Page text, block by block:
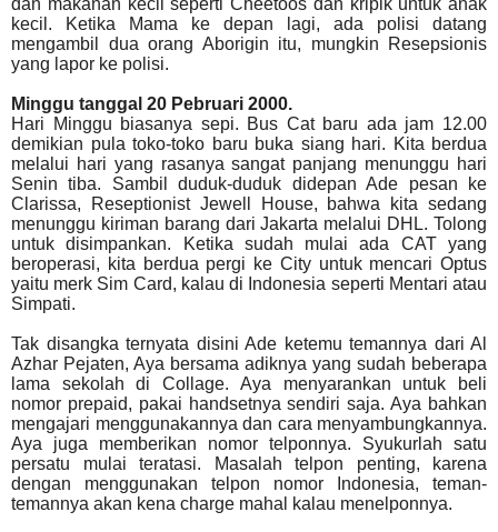
kecil. Ketika Mama ke depan lagi, ada polisi datang
mengambil dua orang Aborigin itu, mungkin Resepsionis
yang lapor ke polisi.
Minggu tanggal 20 Pebruari 2000.
Hari Minggu biasanya sepi. Bus Cat baru ada jam 12.00
demikian pula toko-toko baru buka siang hari. Kita berdua
melalui hari yang rasanya sangat panjang menunggu hari
Senin tiba. Sambil duduk-duduk didepan Ade pesan ke
Clarissa, Reseptionist Jewell House, bahwa kita sedang
menunggu kiriman barang dari Jakarta melalui DHL. Tolong
untuk disimpankan. Ketika sudah mulai ada CAT yang
beroperasi, kita berdua pergi ke City untuk mencari Optus
yaitu merk Sim Card, kalau di Indonesia seperti Mentari atau
Simpati.
Tak disangka ternyata disini Ade ketemu temannya dari Al
Azhar Pejaten, Aya bersama adiknya yang sudah beberapa
lama sekolah di Collage. Aya menyarankan untuk beli
nomor prepaid, pakai handsetnya sendiri saja. Aya bahkan
mengajari menggunakannya dan cara menyambungkannya.
Aya juga memberikan nomor telponnya. Syukurlah satu
persatu mulai teratasi. Masalah telpon penting, karena
dengan menggunakan telpon nomor Indonesia, teman-
temannya akan kena charge mahal kalau menelponnya.